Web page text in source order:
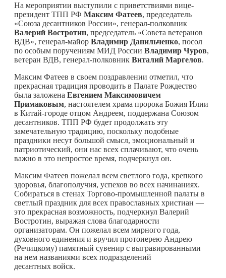
На мероприятии выступили с приветствиями вице-
президент ТПП РФ Максим Фатеев, председатель
«Союза десантников России», генерал-полковник
Валерий Востротин, председатель «Совета ветеранов
ВДВ», генерал-майор Владимир Данильченко, посол
по особым поручениям МИД России Владимир Чуров,
ветеран ВДВ, генерал-полковник Виталий Маргелов.
Максим Фатеев в своем поздравлении отметил, что
прекрасная традиция проводить в Палате Рождество
была заложена Евгением Максимовичем
Примаковым, настоятелем храма пророка Божия Илии
в Китай-городе отцом Андреем, поддержана Союзом
десантников. ТПП РФ будет продолжать эту
замечательную традицию, поскольку подобные
праздники несут большой смысл, эмоциональный и
патриотический, они нас всех сплачивают, что очень
важно в это непростое время, подчеркнул он.
Максим Фатеев пожелал всем светлого года, крепкого
здоровья, благополучия, успехов во всех начинаниях.
Собираться в стенах Торгово-промышленной палаты в
светлый праздник для всех православных христиан —
это прекрасная возможность, подчеркнул Валерий
Востротин, выражая слова благодарности
организаторам. Он пожелал всем мирного года,
духовного единения и вручил протоиерею Андрею
(Речицкому) памятный сувенир с выгравированными
на нем названиями всех подразделений
десантных войск.